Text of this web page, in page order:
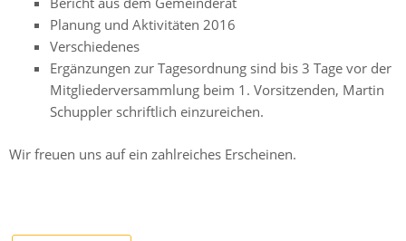
Planung und Aktivitäten 2016
Verschiedenes
Ergänzungen zur Tagesordnung sind bis 3 Tage vor der
Mitgliederversammlung beim 1. Vorsitzenden, Martin
Schuppler schriftlich einzureichen.
Wir freuen uns auf ein zahlreiches Erscheinen.